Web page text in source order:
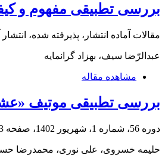
بررسی تطبیقی مفهوم و
مقالات آماده انتشار، پذیرفته شده، انتشار
عبدالرّضا سیف، بهزاد گرانمایه
مشاهده مقاله
بررسی تطبیقی موتیف
دوره 56، شماره 1، شهریور 1402، صفحه
حلیمه خسروی، علی نوری، محمدرضا